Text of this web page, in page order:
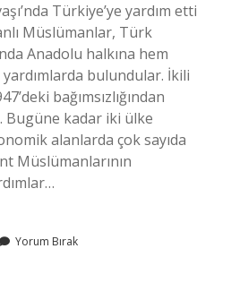
Türkiye’ye yardım etti
Müslümanlar, Türk
Anadolu halkına hem
bulundular. İkili
bağımsızlığından
Bugüne kadar iki ülke
alanlarda çok sayıda
Müslümanlarının
Yorum Bırak